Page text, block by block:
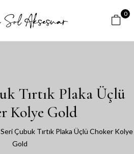
0
Tırtık Plaka Üçlü
Kolye Gold
Çubuk Tırtık Plaka Üçlü Choker Kolye
Gold